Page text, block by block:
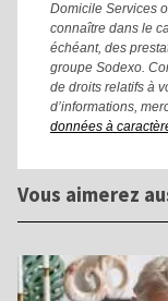
Domicile Services
connaître dans le
échéant, des
groupe Sodexo.
de droits relatifs à
d’informations,
données à
Vous aimerez